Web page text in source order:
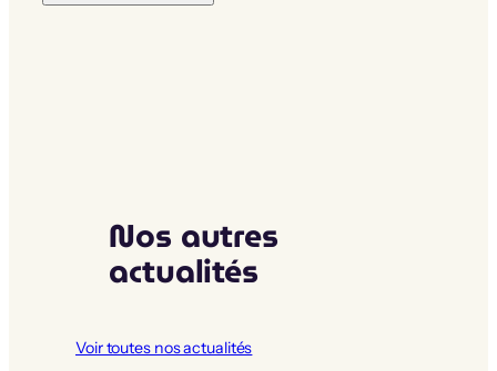
Nos autres
actualités
Voir toutes nos actualités